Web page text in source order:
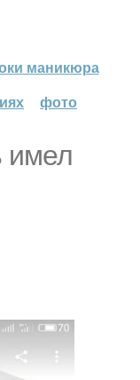
маникюра
фото
имел